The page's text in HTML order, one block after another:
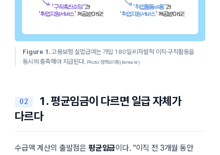
Figure 1. 고용보험 실업급여는 가입 180일·비자발적 이직·구직활동을
동시에 충족해야 지급된다. Photo: 정책브리핑(korea.kr)
1. 평균임금이 다르면 일급 자체가
다르다
수급액 계산의 출발점은 평균임금이다.
이직 전 3개월 동안